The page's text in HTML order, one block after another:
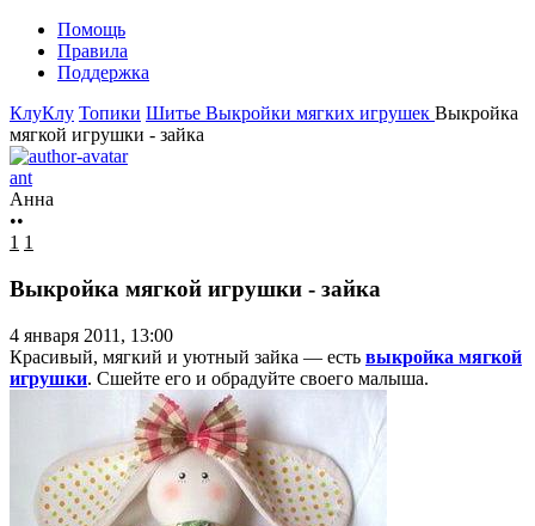
Помощь
Правила
Поддержка
КлуКлу Топики Шитье Выкройки мягких игрушек Выкройка
мягкой игрушки - зайка
ant
Анна
••
1 1
Выкройка мягкой игрушки - зайка
4 января 2011, 13:00
Красивый, мягкий и уютный зайка — есть выкройка мягкой
игрушки. Сшейте его и обрадуйте своего малыша.